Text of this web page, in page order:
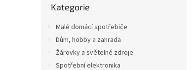
kategorie
Kategorie
Malé domácí spotřebiče
Dům, hobby a zahrada
Žárovky a světelné zdroje
Spotřební elektronika